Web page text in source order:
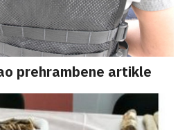
prehrambene artikle